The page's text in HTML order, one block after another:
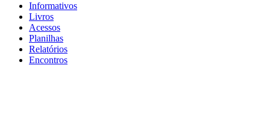
Informativos
Livros
Acessos
Planilhas
Relatórios
Encontros